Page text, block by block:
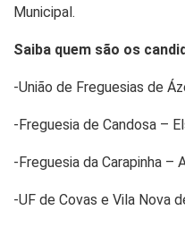
Municipal.
Saiba quem são os
-União de Freguesias de
-Freguesia de Candosa –
-Freguesia da Carapinha –
-UF de Covas e Vila Nova